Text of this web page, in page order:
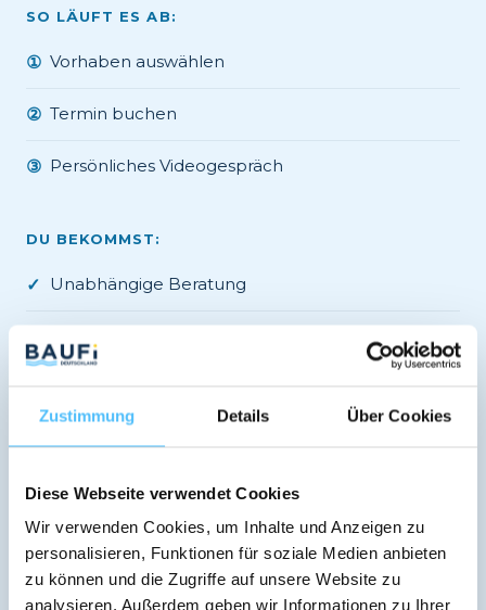
Zustimmung Details Über Cookies
Diese Webseite verwendet Cookies
Wir verwenden Cookies, um Inhalte und Anzeigen zu
personalisieren, Funktionen für soziale Medien anbieten
zu können und die Zugriffe auf unsere Website zu
analysieren. Außerdem geben wir Informationen zu Ihrer
SO LÄUFT ES AB:
① Vorhaben auswählen
② Termin buchen
③ Persönliches Videogespräch
DU BEKOMMST:
✓ Unabhängige Beratung
✓ Regionale Banken-Expertise
Jetzt kostenlos Termin vereinbaren →
✓ Kostenlos · ✓ Unverbindlich · ✓ DSGVO-konform